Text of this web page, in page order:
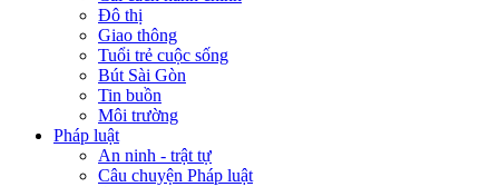
Đô thị
Giao thông
Tuổi trẻ cuộc sống
Bút Sài Gòn
Tin buồn
Môi trường
Pháp luật
An ninh - trật tự
Câu chuyện Pháp luật